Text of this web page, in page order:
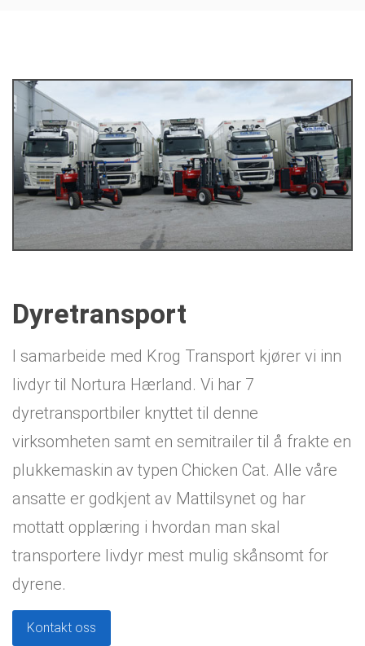
Dyretransport
I samarbeide med Krog Transport kjører vi inn
livdyr til Nortura Hærland. Vi har 7
dyretransportbiler knyttet til denne
virksomheten samt en semitrailer til å frakte en
plukkemaskin av typen Chicken Cat. Alle våre
ansatte er godkjent av Mattilsynet og har
mottatt opplæring i hvordan man skal
transportere livdyr mest mulig skånsomt for
dyrene.
Kontakt oss